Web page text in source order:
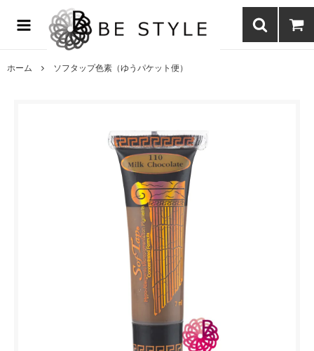
まつげエクステ商材の通販・まつげパーマ・ボディジュエリーなどまつ
げ商材・美容商材の通販｜BE STYLE beauty shop
ホーム ソフタップ色素（ゆうパケット便）